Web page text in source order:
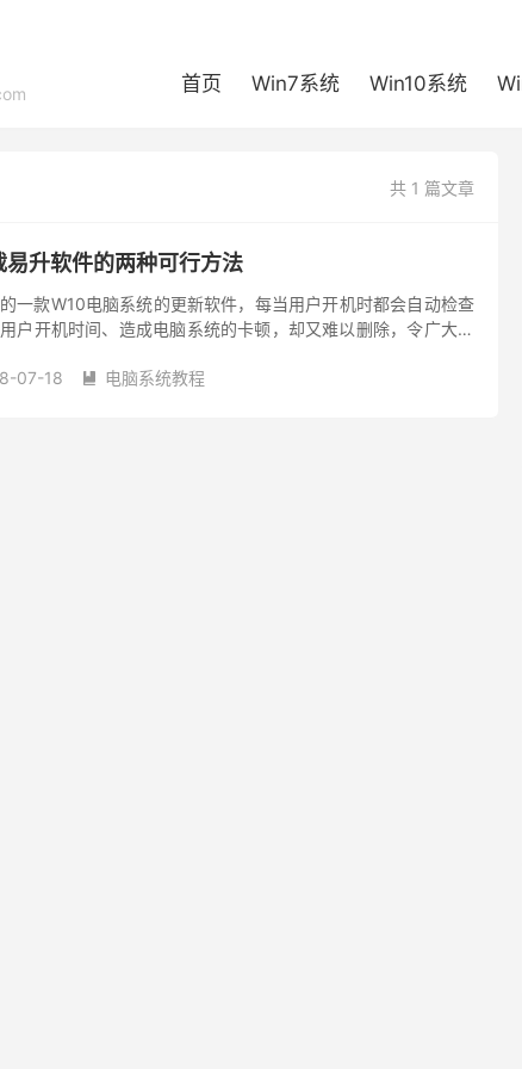
首页 Win7系统 Win10系统
共 1 篇文章
升软件的两种可行方法
一款W10电脑系统的更新软件，每当用户开机时都会自动检查
户开机时间、造成电脑系统的卡顿，却又难以删除，令广大用
07-18  电脑系统教程